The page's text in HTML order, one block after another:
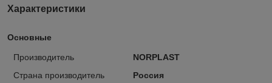
Характеристики
Основные
Производитель
NORPLAST
Страна производитель
Россия